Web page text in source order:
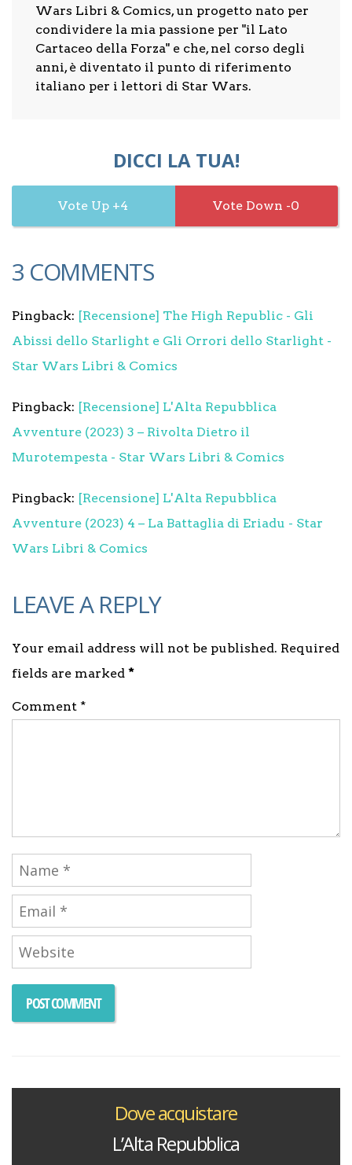
Wars Libri & Comics, un progetto nato per
condividere la mia passione per "il Lato
Cartaceo della Forza" e che, nel corso degli
anni, è diventato il punto di riferimento
italiano per i lettori di Star Wars.
DICCI LA TUA!
4 0
3 COMMENTS
Pingback: [Recensione] The High Republic - Gli
Abissi dello Starlight e Gli Orrori dello Starlight -
Star Wars Libri & Comics
Pingback: [Recensione] L'Alta Repubblica
Avventure (2023) 3 – Rivolta Dietro il
Murotempesta - Star Wars Libri & Comics
Pingback: [Recensione] L'Alta Repubblica
Avventure (2023) 4 – La Battaglia di Eriadu - Star
Wars Libri & Comics
LEAVE A REPLY
Your email address will not be published. Required
fields are marked *
Comment *
Dove acquistare
L’Alta Repubblica